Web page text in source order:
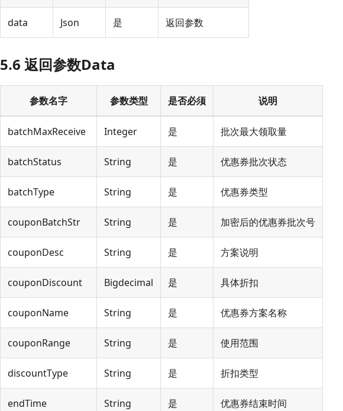
data Json 是 返回参数
5.6 返回参数Data
参数名字 参数类型 是否必须 说明
batchMaxReceive Integer 是 批次最大领取量
batchStatus String 是 优惠券批次状态
batchType String 是 优惠券类型
couponBatchStr String 是 加密后的优惠券批次号
couponDesc String 是 方案说明
couponDiscount Bigdecimal 是 具体折扣
couponName String 是 优惠券方案名称
couponRange String 是 使用范围
discountType String 是 折扣类型
endTime String 是 优惠券结束时间